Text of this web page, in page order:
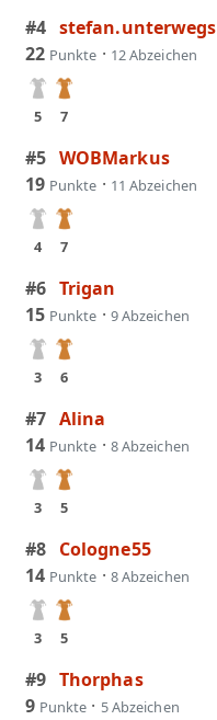
#4 stefan.unterwegs
22 Punkte · 12 Abzeichen
5 7
#5 WOBMarkus
19 Punkte · 11 Abzeichen
4 7
#6 Trigan
15 Punkte · 9 Abzeichen
3 6
#7 Alina
14 Punkte · 8 Abzeichen
3 5
#8
Cologne55
14 Punkte · 8 Abzeichen
3 5
#9 Thorphas
9 Punkte · 5 Abzeichen